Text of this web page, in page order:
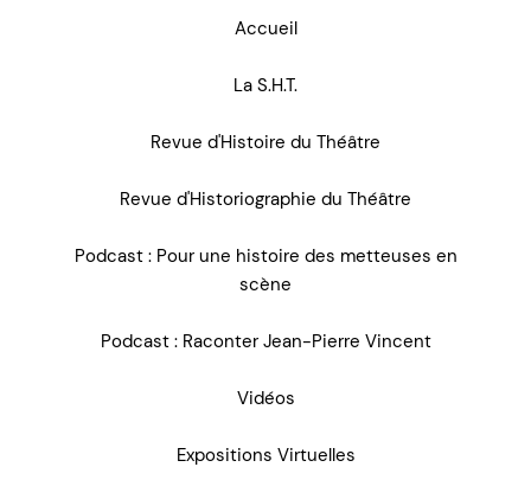
Accueil
La S.H.T.
Revue d'Histoire du Théâtre
Revue d'Historiographie du Théâtre
Podcast : Pour une histoire des metteuses en
scène
Podcast : Raconter Jean-Pierre Vincent
Vidéos
Expositions Virtuelles